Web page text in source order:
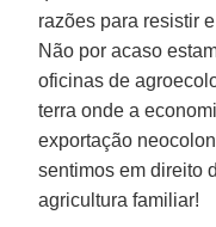
razões para resistir
Não por acaso
oficinas de
terra onde a
exportação
sentimos em direito
agricultura familiar!